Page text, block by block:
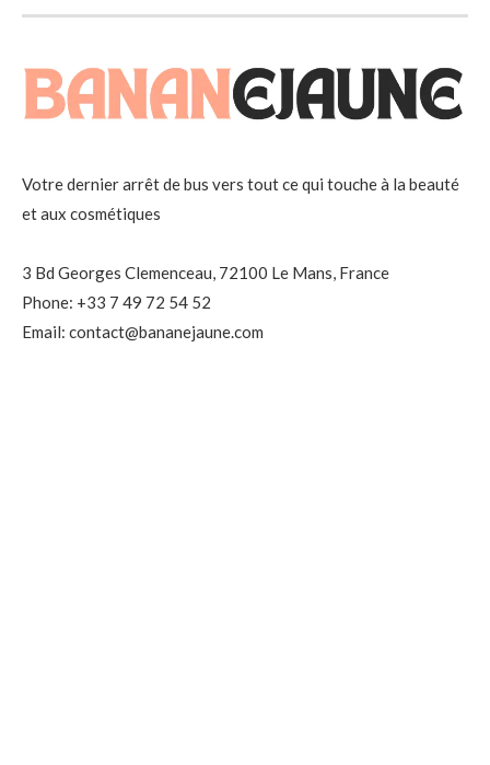
Votre dernier arrêt de bus vers tout ce qui touche à la beauté
et aux cosmétiques
3 Bd Georges Clemenceau, 72100 Le Mans, France
Phone: +33 7 49 72 54 52
Email: contact@bananejaune.com